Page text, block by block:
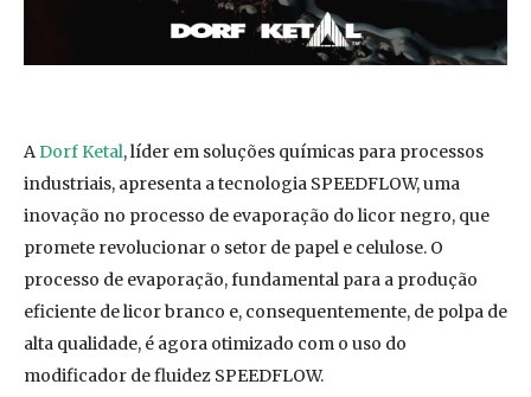
A Dorf Ketal, líder em soluções químicas para processos
industriais, apresenta a tecnologia SPEEDFLOW, uma
inovação no processo de evaporação do licor negro, que
promete revolucionar o setor de papel e celulose. O
processo de evaporação, fundamental para a produção
eficiente de licor branco e, consequentemente, de polpa de
alta qualidade, é agora otimizado com o uso do
modificador de fluidez SPEEDFLOW.